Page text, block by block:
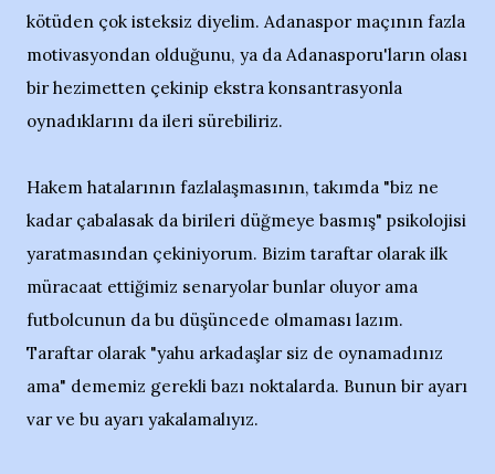
kötüden çok isteksiz diyelim. Adanaspor maçının fazla
motivasyondan olduğunu, ya da Adanasporu'ların olası
bir hezimetten çekinip ekstra konsantrasyonla
oynadıklarını da ileri sürebiliriz.
Hakem hatalarının fazlalaşmasının, takımda "biz ne
kadar çabalasak da birileri düğmeye basmış" psikolojisi
yaratmasından çekiniyorum. Bizim taraftar olarak ilk
müracaat ettiğimiz senaryolar bunlar oluyor ama
futbolcunun da bu düşüncede olmaması lazım.
Taraftar olarak "yahu arkadaşlar siz de oynamadınız
ama" dememiz gerekli bazı noktalarda. Bunun bir ayarı
var ve bu ayarı yakalamalıyız.